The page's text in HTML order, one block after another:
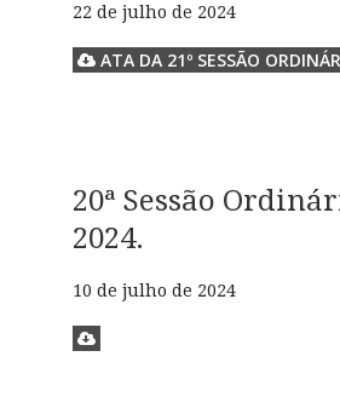
22 de julho de 2024
ATA DA 21º SESSÃO
20ª Sessão
2024.
10 de julho de 2024